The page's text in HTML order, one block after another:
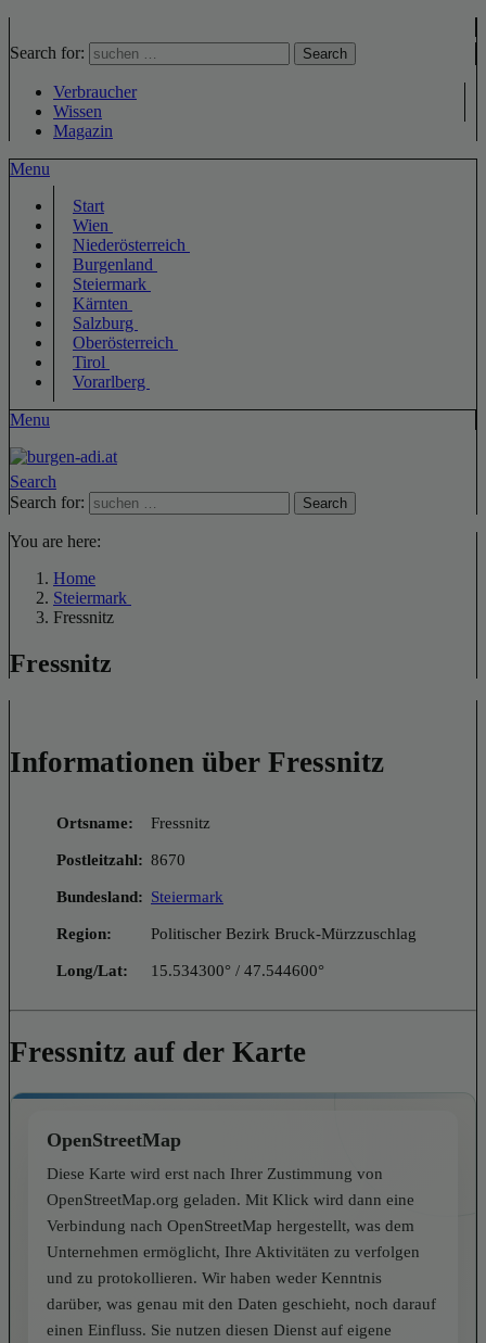
Search for: Search
Verbraucher
Wissen
Magazin
Menu
Start
Wien
Niederösterreich
Burgenland
Steiermark
Kärnten
Salzburg
Oberösterreich
Tirol
Vorarlberg
Menu
Search
Search for:
Search
You are here:
Home
Steiermark
Fressnitz
Fressnitz
Informationen über Fressnitz
Ortsname: Fressnitz
Postleitzahl: 8670
Bundesland: Steiermark
Region: Politischer Bezirk Bruck-Mürzzuschlag
Long/Lat: 15.534300° / 47.544600°
Fressnitz auf der Karte
OpenStreetMap
Diese Karte wird erst nach Ihrer Zustimmung von
OpenStreetMap.org geladen. Mit Klick wird dann eine
Verbindung nach OpenStreetMap hergestellt, was dem
Unternehmen ermöglicht, Ihre Aktivitäten zu verfolgen
und zu protokollieren. Wir haben weder Kenntnis
darüber, was genau mit den Daten geschieht, noch darauf
einen Einfluss. Sie nutzen diesen Dienst auf eigene